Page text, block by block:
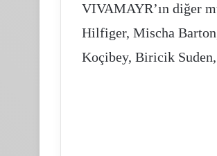
VIVAMAYR’ın diğer
Hilfiger, Mischa
Koçibey, Biricik